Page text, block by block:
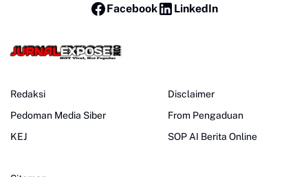
Facebook
LinkedIn
Redaksi
Pedoman Media Siber
KEJ
Disclaimer
From Pengaduan
SOP AI Berita Online